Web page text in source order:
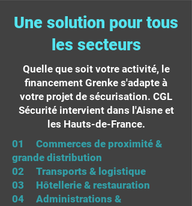
Une solution pour tous
les secteurs
Quelle que soit votre activité, le
financement Grenke s'adapte à
votre projet de sécurisation. CGL
Sécurité intervient dans l'Aisne et
les Hauts-de-France.
01 Commerces de proximité &
grande distribution
02 Transports & logistique
03 Hôtellerie & restauration
04 Administrations &